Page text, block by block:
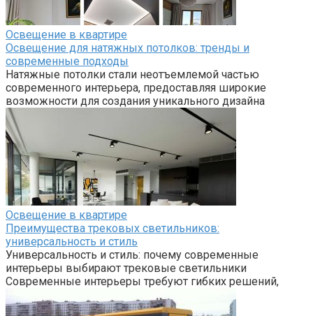
Освещение в квартире
Освещение для натяжных потолков: тренды и
современные подходы
Натяжные потолки стали неотъемлемой частью
современного интерьера, предоставляя широкие
возможности для создания уникального дизайна
Освещение в квартире
Преимущества трековых светильников:
универсальность и стиль
Универсальность и стиль: почему современные
интерьеры выбирают трековые светильники
Современные интерьеры требуют гибких решений,